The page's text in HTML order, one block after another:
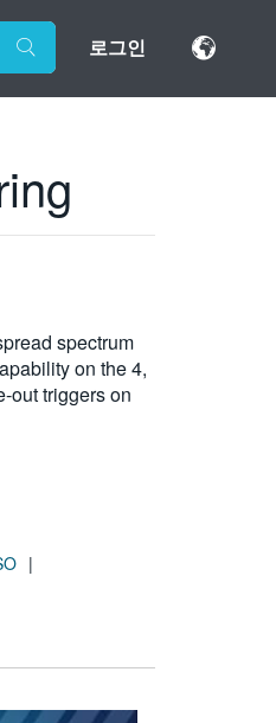
로그인
spectrum
on the 4,
out triggers on